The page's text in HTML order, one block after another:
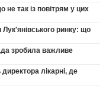
так із повітрям у цих
ринку: що
зробила важливе
лікарні, де